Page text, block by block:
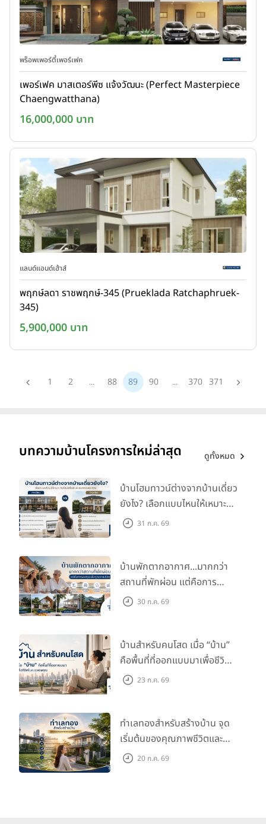
พร็อพเพอร์ตี้เพอร์เฟค
เพอร์เฟค มาสเตอร์พีซ แจ้งวัฒนะ (Perfect Masterpiece
Chaengwatthana)
16,000,000 บาท
แลนด์แอนด์เฮ้าส์
พฤกษ์ลดา ราชพฤกษ์-345 (Prueklada Ratchaphruek-
345)
5,900,000 บาท
1 2 ... 88 89 90 ... 370 371
บทความบ้านโครงการใหม่ล่าสุด ดูทั้งหมด
บ้านโฮมทาวน์ต่างจากบ้านเดี่ยว
ยังไง? เลือกแบบไหนให้เหมาะ
กับไลฟ์สไตล์และอนาคตของ
31 ก.ค. 69
บ้านพักตากอากาศ...มากกว่า
สถานที่พักผ่อน แต่คือการ
ลงทุนเพื่อคุณภาพชีวิต
30 ก.ค. 69
บ้านสำหรับคนโสด เมื่อ “บ้าน”
คือพื้นที่ที่ออกแบบมาเพื่อชีวิต
ในแบบของคุณ
23 ก.ค. 69
ทำเลทองสำหรับสร้างบ้าน จุด
เริ่มต้นของคุณภาพชีวิตและ
มูลค่าในอนาคต
20 ก.ค. 69